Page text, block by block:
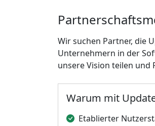
Wir suchen Partner, die
Unternehmern in der
unsere Vision teilen
Warum mit
Etablierter